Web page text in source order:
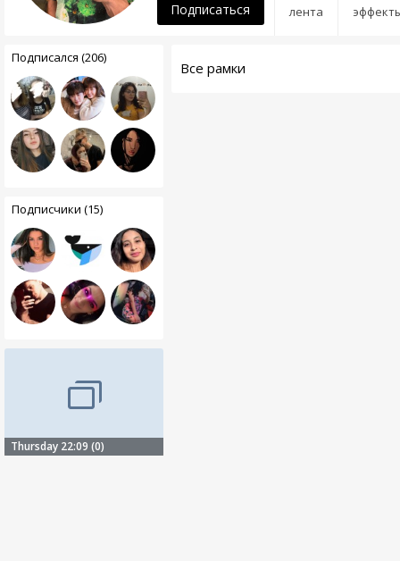
лента
Подписаться
Подписался (206)
Подписчики (15)
Thursday 22:09 (0)
Все рамки